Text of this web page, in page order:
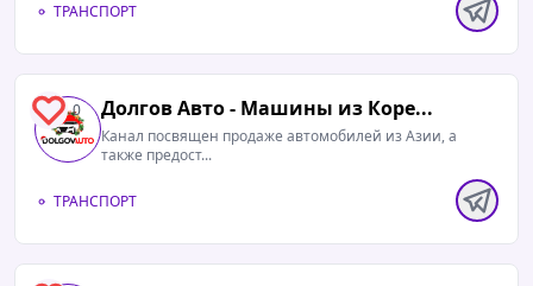
ТРАНСПОРТ
0 Долгов Авто - Машины из Коре...
Канал посвящен продаже автомобилей из Азии, а
также предост...
ТРАНСПОРТ